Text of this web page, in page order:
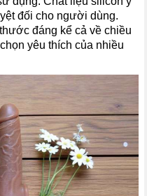
đối cho người dùng.
đáng kể cả về chiều
yêu thích của nhiều